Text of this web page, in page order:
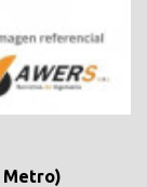
Metro)